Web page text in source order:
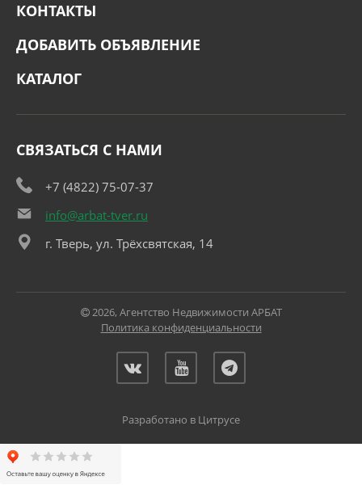
КОНТАКТЫ
ДОБАВИТЬ ОБЪЯВЛЕНИЕ
КАТАЛОГ
СВЯЗАТЬСЯ С НАМИ
+7 (4822) 75-07-37
info@arbat-tver.ru
г. Тверь, ул. Трёхсвятская, 14
2026, Агентство Недвижимости АРБАТ
Политика конфиденциальности
Разработано в Цитрусе